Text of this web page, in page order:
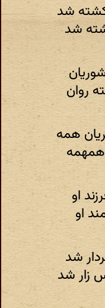
شد
شد
روان
همه
او
او
شد
زار شد